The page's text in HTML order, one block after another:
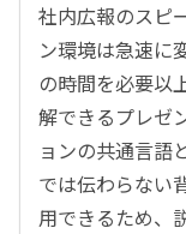
社内広報のスピ
ン環境は急速に
の時間を必要以
解できるプレゼ
ョンの共通言語
では伝わらない
用できるため、